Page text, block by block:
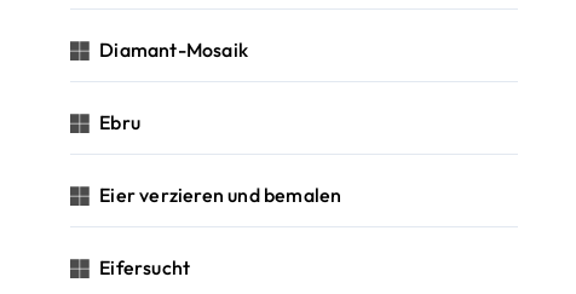
Diamant-Mosaik
Ebru
Eier verzieren und bemalen
Eifersucht